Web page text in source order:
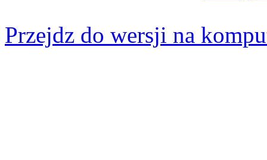
Przejdz do wersji na